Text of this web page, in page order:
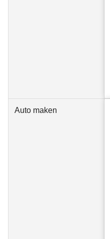
Auto maken